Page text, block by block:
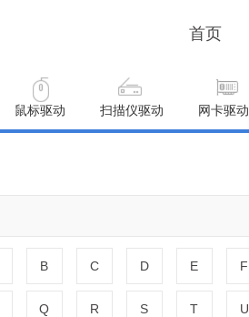
首页
鼠标驱动 扫描仪驱动 网卡驱动
B C D E F
Q R S T U